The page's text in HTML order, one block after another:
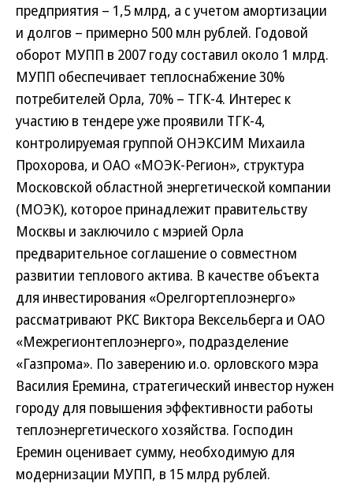
предприятия – 1,5 млрд, а с учетом амортизации
и долгов – примерно 500 млн рублей. Годовой
оборот МУПП в 2007 году составил около 1 млрд.
МУПП обеспечивает теплоснабжение 30%
потребителей Орла, 70% – ТГК-4. Интерес к
участию в тендере уже проявили ТГК-4,
контролируемая группой ОНЭКСИМ Михаила
Прохорова, и ОАО «МОЭК-Регион», структура
Московской областной энергетической компании
(МОЭК), которое принадлежит правительству
Москвы и заключило с мэрией Орла
предварительное соглашение о совместном
развитии теплового актива. В качестве объекта
для инвестирования «Орелгортеплоэнерго»
рассматривают РКС Виктора Вексельберга и ОАО
«Межрегионтеплоэнерго», подразделение
«Газпрома». По заверению и.о. орловского мэра
Василия Еремина, стратегический инвестор нужен
городу для повышения эффективности работы
теплоэнергетического хозяйства. Господин
Еремин оценивает сумму, необходимую для
модернизации МУПП, в 15 млрд рублей.